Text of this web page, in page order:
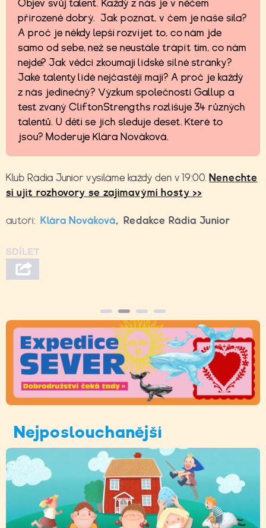
Objev svůj talent. Každý z nás je v něčem
přirozeně dobrý. Jak poznat, v čem je naše síla?
A proč je někdy lepší rozvíjet to, co nám jde
samo od sebe, než se neustále trápit tím, co nám
nejde? Jak vědci zkoumají lidské silné stránky?
Jaké talenty lidé nejčastěji mají? A proč je každý
z nás jedinečný? Výzkum společnosti Gallup a
test zvaný CliftonStrengths rozlišuje 34 různých
talentů. U dětí se jich sleduje deset. Které to
jsou? Moderuje Klára Nováková.
Klub Rádia Junior vysíláme každý den v 19:00.Nenechte
si ujít rozhovory se zajímavými hosty >>
autoři: Klára Nováková, Redakce Rádia Junior
Nejposlouchanější